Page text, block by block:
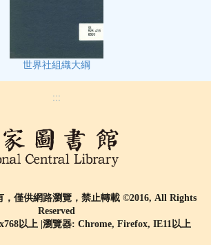
世界社組織大綱
:::
，僅供網路瀏覽，禁止轉載 ©2016, All Rights
Reserved
以上 |瀏覽器: Chrome, Firefox, IE11以上